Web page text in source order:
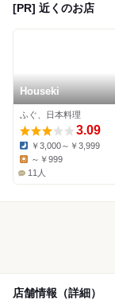
[PR] 近くのお店
Houseki
ふぐ、日本料理
3.09
Dinner:
￥3,000～￥3,999
Lunch:
～￥999
11人
店舗情報（詳細）